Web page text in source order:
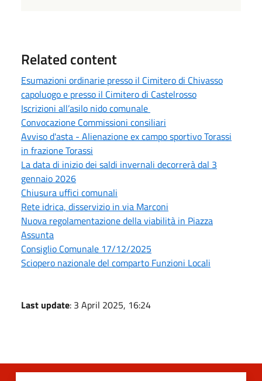
Related content
Esumazioni ordinarie presso il Cimitero di Chivasso
capoluogo e presso il Cimitero di Castelrosso
Iscrizioni all’asilo nido comunale
Convocazione Commissioni consiliari
Avviso d'asta - Alienazione ex campo sportivo Torassi
in frazione Torassi
La data di inizio dei saldi invernali decorrerà dal 3
gennaio 2026
Chiusura uffici comunali
Rete idrica, disservizio in via Marconi
Nuova regolamentazione della viabilità in Piazza
Assunta
Consiglio Comunale 17/12/2025
Sciopero nazionale del comparto Funzioni Locali
Last update: 3 April 2025, 16:24